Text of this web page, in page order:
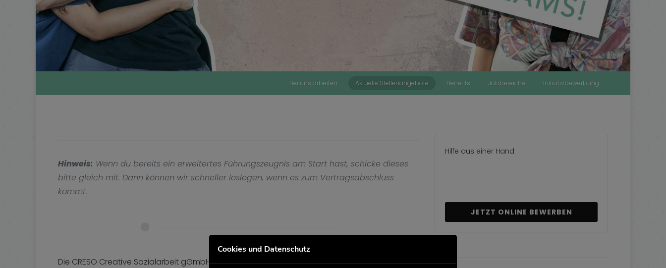
Bei uns arbeiten Aktuelle Stellenangebote Benefits Jobbereiche Initiativbewerbung
Hinweis: Wenn du bereits ein erweitertes Führungszeugnis am Start hast, schicke dieses
bitte gleich mit. Dann können wir schneller loslegen, wenn es zum Vertragsabschluss
kommt.
Die CRESO Creative Sozialarbeit gGmbH und die GBB Gesellschaft für berufliche Bildung mbH
Hilfe aus einer Hand
JETZT ONLINE BEWERBEN
Cookies und Datenschutz